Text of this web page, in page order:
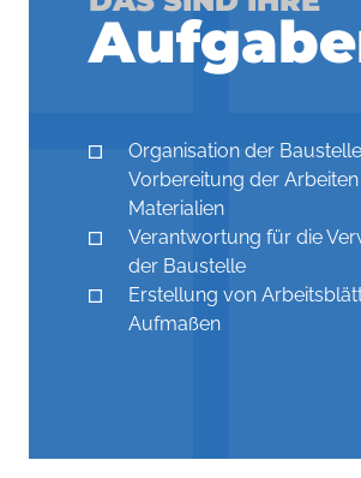
Organisation der
Vorbereitung der
Materialien
Verantwortung für die
der Baustelle
Erstellung von
Aufmaßen